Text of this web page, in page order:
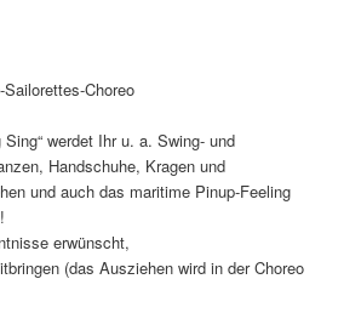
Choreo
werdet Ihr u. a. Swing- und
Handschuhe, Kragen und
und auch das maritime Pinup-Feeling
erwünscht,
(das Ausziehen wird in der Choreo